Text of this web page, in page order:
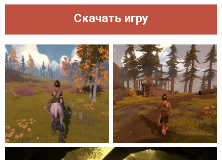
Скачать игру